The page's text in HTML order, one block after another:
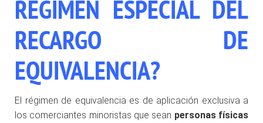
RÉGIMEN ESPECIAL DEL
RECARGO DE
EQUIVALENCIA?
El régimen de equivalencia es de aplicación exclusiva a
los comerciantes minoristas que sean personas físicas